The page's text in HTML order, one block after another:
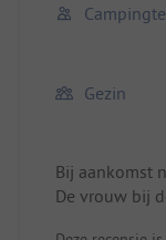
Gezin
Bij aankomst
De vrouw bij